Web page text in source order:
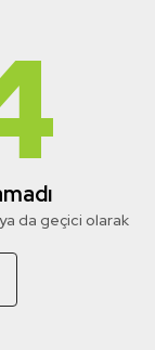
ya da geçici olarak